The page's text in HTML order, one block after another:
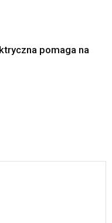
pomaga na